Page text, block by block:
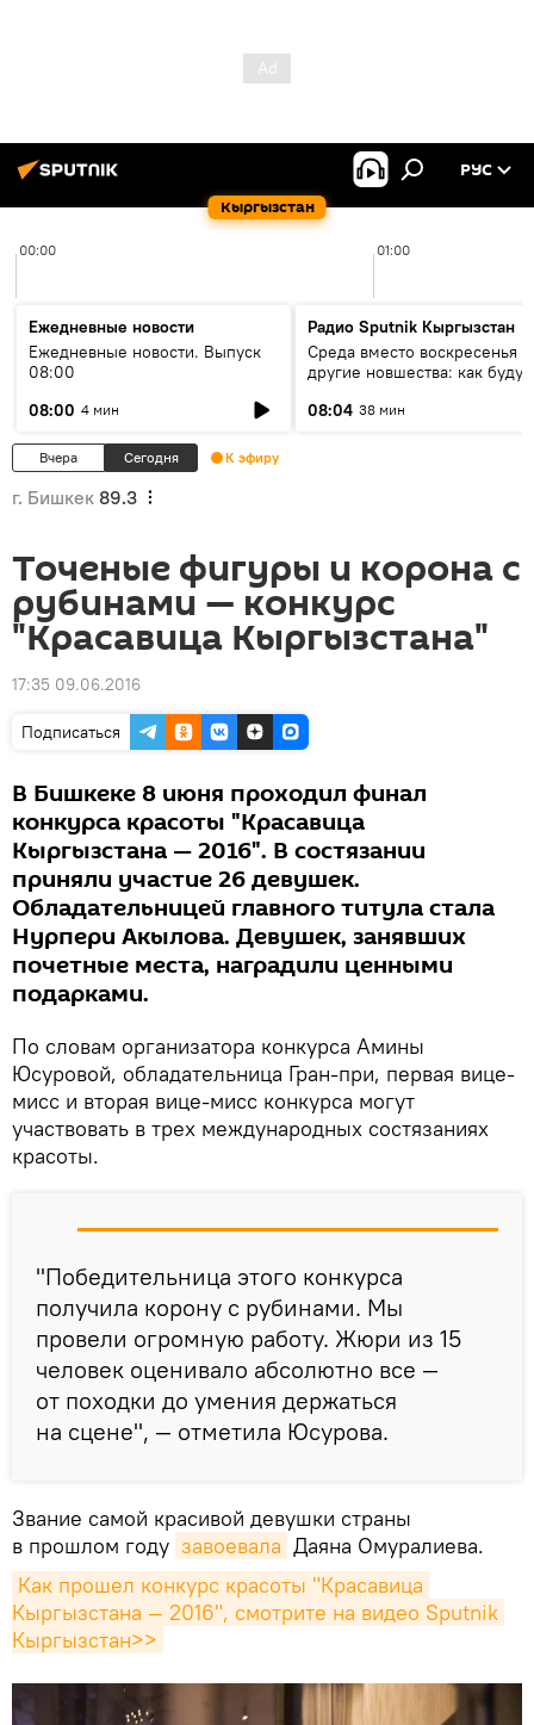
Кыргызстан
РУС
00:00 01:00
Ежедневные новости
Ежедневные новости. Выпуск
08:00
08:00 4 мин
Радио Sputnik Кыргызстан
Среда вместо воскресенья и
другие новшества: как будут
08:04 38 мин
Вчера Сегодня К эфиру
г. Бишкек 89.3
Точеные фигуры и корона с
рубинами — конкурс
"Красавица Кыргызстана"
17:35 09.06.2016
Подписаться
В Бишкеке 8 июня проходил финал
конкурса красоты "Красавица
Кыргызстана — 2016". В состязании
приняли участие 26 девушек.
Обладательницей главного титула стала
Нурпери Акылова. Девушек, занявших
почетные места, наградили ценными
подарками.
По словам организатора конкурса Амины
Юсуровой, обладательница Гран-при, первая вице-
мисс и вторая вице-мисс конкурса могут
участвовать в трех международных состязаниях
красоты.
"Победительница этого конкурса
получила корону с рубинами. Мы
провели огромную работу. Жюри из 15
человек оценивало абсолютно все —
от походки до умения держаться
на сцене", — отметила Юсурова.
Звание самой красивой девушки страны
в прошлом году завоевала Даяна Омуралиева.
Как прошел конкурс красоты "Красавица
Кыргызстана — 2016", смотрите на видео Sputnik
Кыргызстан>>